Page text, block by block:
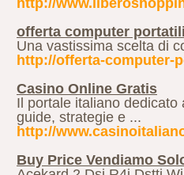
offerta computer
Una vastissima scelta di
http://offerta-computer-
Casino Online Gratis
Il portale italiano
guide, strategie e ...
http://
Buy Price Vendiamo